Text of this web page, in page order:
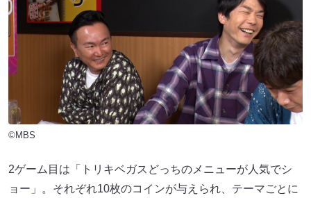
©MBS
2ゲーム目は「トリキベガスどっちのメニューが人気でシ
ョー」。それぞれ10枚のコインが与えられ、テーマごとに